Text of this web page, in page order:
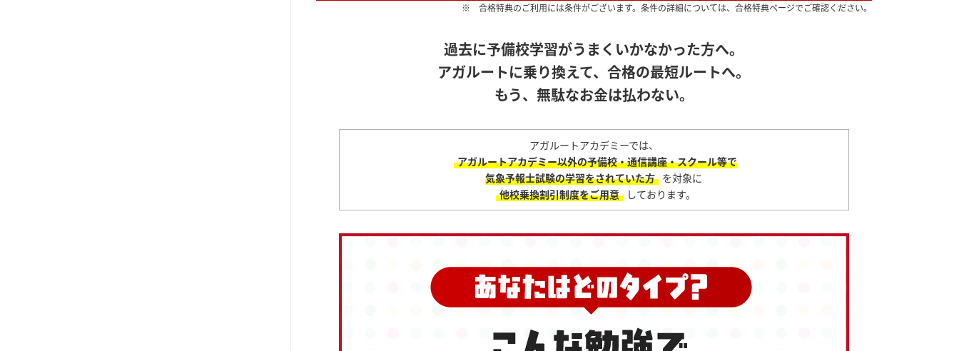
※ 合格特典のご利用には条件がございます。条件の詳細については、合格特典ページでご確認ください。
過去に予備校学習がうまくいかなかった方へ。
アガルートに乗り換えて、合格の最短ルートへ。
もう、無駄なお金は払わない。
アガルートアカデミーでは、
アガルートアカデミー以外の予備校・通信講座・スクール等で
気象予報士試験の学習をされていた方 を対象に
他校乗換割引制度をご用意
しております。